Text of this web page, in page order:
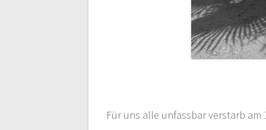
Für uns alle unfassbar verstarb